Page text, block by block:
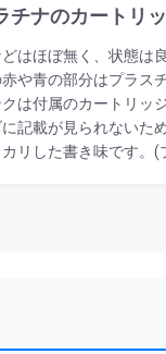
チナのカートリ
はほぼ無く、状態は
や青の部分はプラス
クは付属のカートリッ
記載が見られないた
カリした書き味です。